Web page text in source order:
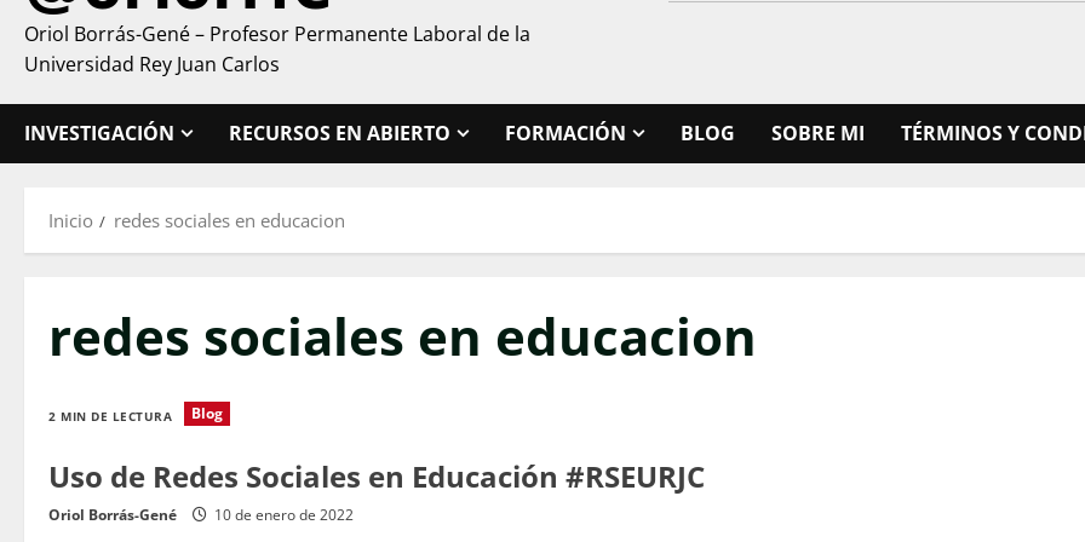
Oriol Borrás-Gené – Profesor Permanente Laboral de la
Universidad Rey Juan Carlos
INVESTIGACIÓN RECURSOS EN ABIERTO FORMACIÓN BLOG SOBRE MI TÉRMINOS Y
Inicio redes sociales en educacion
redes sociales en educacion
2 MIN DE LECTURA Blog
Uso de Redes Sociales en Educación #RSEURJC
Oriol Borrás-Gené 10 de enero de 2022